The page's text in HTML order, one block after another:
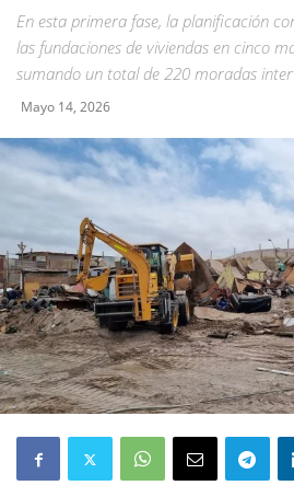
En esta primera fase, la planificación
las fundaciones de viviendas en cinco
sumando un total de 220 moradas
Mayo 14, 2026